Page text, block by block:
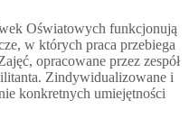
Oświatowych funkcjonują
w których praca przebiega
opracowane przez zespół
Zindywidualizowane i
konkretnych umiejętności